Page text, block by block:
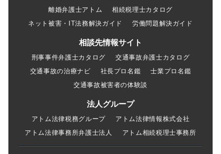
離婚弁護士アトム
相続税理士カタログ
ネット被害・IT法務解決ガイド
労働問題解決ガイド
相談先情報サイト
刑事事件弁護士カタログ
交通事故弁護士カタログ
交通事故の治療ナビ
社長プロ名鑑
士業プロ名鑑
交通事故被害者の体験談
法人グループ
アトム法律税務グループ
アトム法律情報株式会社
アトム法律事務所弁護士法人
アトム相続税理士事務所